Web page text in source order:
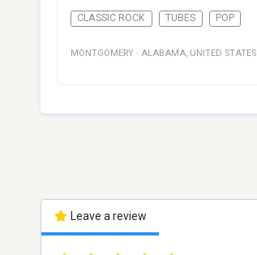
CLASSIC ROCK TUBES POP
MONTGOMERY · ALABAMA, UNITED STATES
Leave a review